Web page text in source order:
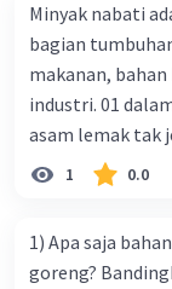
UNGARAN,
Nugraha
dari Aplikasi
Peluncuran
di Ruang Rapat
Kabupaten Semarang di
Polaris ini.
memperkuat
Minyak nabati
bagian
makanan,
industri. 01
asam lemak tak
tersebut
·~ A. mlnyak
membentuk
1 0.0
1) Apa saja
goreng?